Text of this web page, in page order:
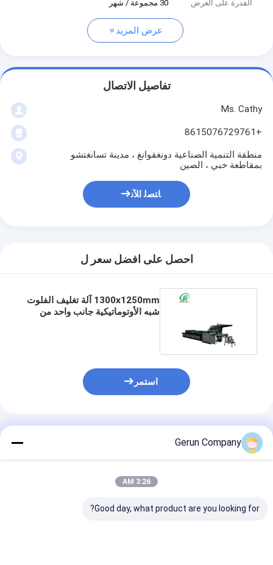
القدرة على العرض
30 مجموعة / شهر
عرض المزيد
تفاصيل الاتصال
Ms. Cathy
+8615076729761
منطقة التنمية الصناعية دونغقوانغ ، مدينة تسانغتشو
بمقاطعة خبي ، الصين
ﺎﺘﺼﻟ ﺍﻶﻧ
احصل على افضل سعر ل
1300x1250mm آلة تغليف الفلوت
شبه الأوتوماتيكية جانب واحد من
استمر
المنتجات الموصى بها
Gerun Company
3:26 AM
Good day, what product are you looking for?